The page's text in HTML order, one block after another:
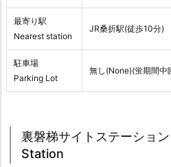
最寄り駅
Nearest station
JR桑折駅(徒歩10分)
駐車場
Parking Lot
無し(None)(蛍期間中
裏磐梯サイトステーショ
Station